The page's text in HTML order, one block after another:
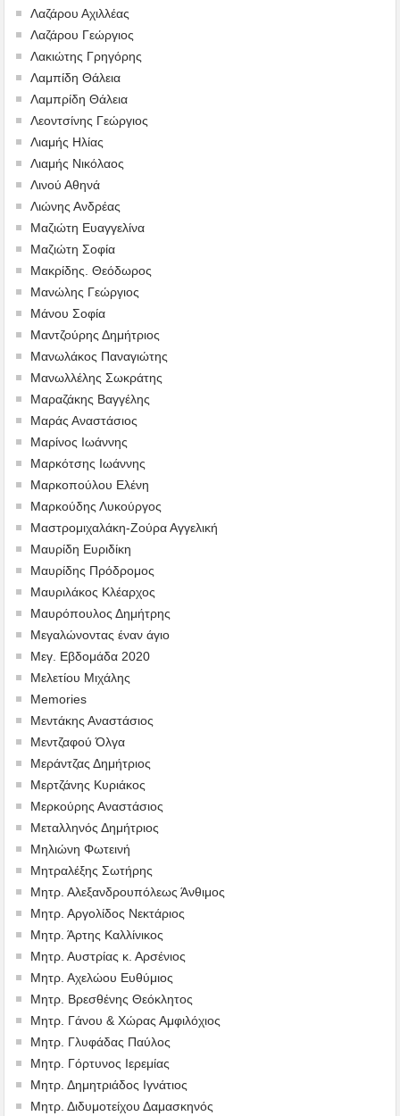
Λαζάρου Αχιλλέας
Λαζάρου Γεώργιος
Λακιώτης Γρηγόρης
Λαμπίδη Θάλεια
Λαμπρίδη Θάλεια
Λεοντσίνης Γεώργιος
Λιαμής Ηλίας
Λιαμής Νικόλαος
Λινού Αθηνά
Λιώνης Ανδρέας
Μαζιώτη Ευαγγελίνα
Μαζιώτη Σοφία
Μακρίδης. Θεόδωρος
Μανώλης Γεώργιος
Μάνου Σοφία
Μαντζούρης Δημήτριος
Μανωλάκος Παναγιώτης
Μανωλλέλης Σωκράτης
Μαραζάκης Βαγγέλης
Μαράς Αναστάσιος
Μαρίνος Ιωάννης
Μαρκότσης Ιωάννης
Μαρκοπούλου Ελένη
Μαρκούδης Λυκούργος
Μαστρομιχαλάκη-Ζούρα Αγγελική
Μαυρίδη Ευριδίκη
Μαυρίδης Πρόδρομος
Μαυριλάκος Κλέαρχος
Μαυρόπουλος Δημήτρης
Μεγαλώνοντας έναν άγιο
Μεγ. Εβδομάδα 2020
Μελετίου Μιχάλης
Memories
Μεντάκης Αναστάσιος
Μεντζαφού Όλγα
Μεράντζας Δημήτριος
Μερτζάνης Κυριάκος
Μερκούρης Αναστάσιος
Μεταλληνός Δημήτριος
Mηλιώνη Φωτεινή
Μητραλέξης Σωτήρης
Μητρ. Αλεξανδρουπόλεως Άνθιμος
Μητρ. Αργολίδος Νεκτάριος
Μητρ. Άρτης Καλλίνικος
Μητρ. Αυστρίας κ. Αρσένιος
Μητρ. Αχελώου Ευθύμιος
Μητρ. Βρεσθένης Θεόκλητος
Μητρ. Γάνου & Χώρας Αμφιλόχιος
Μητρ. Γλυφάδας Παύλος
Μητρ. Γόρτυνος Ιερεμίας
Μητρ. Δημητριάδος Ιγνάτιος
Μητρ. Διδυμοτείχου Δαμασκηνός